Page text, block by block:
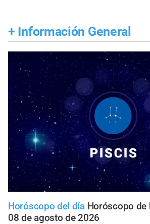
+ Información General
Horóscopo del día Horóscopo de
08 de agosto de 2026